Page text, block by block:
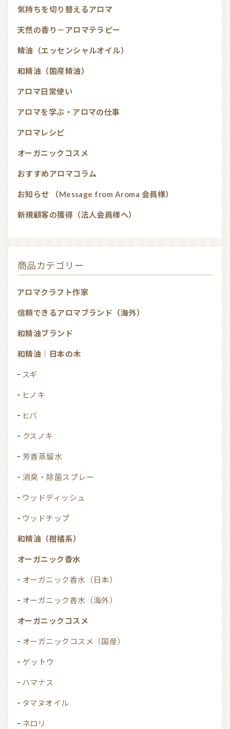
気持ちを切り替えるアロマ
天然の香り－アロマテラピー
精油（エッセンシャルオイル）
和精油（国産精油）
アロマ日常使い
アロマを学ぶ・アロマの仕事
アロマレシピ
オーガニックコスメ
おすすめアロマコラム
お知らせ （Message from Aroma 会員様）
新規顧客の獲得（法人会員様へ）
商品カテゴリー
アロマクラフト作家
信頼できるアロマブランド（海外）
和精油ブランド
和精油｜日本の木
スギ
ヒノキ
ヒバ
クスノキ
芳香蒸留水
消臭・除菌スプレー
ウッドディッシュ
ウッドチップ
和精油（柑橘系）
オーガニック香水
オーガニック香水（日本）
オーガニック香水（海外）
オーガニックコスメ
オーガニックコスメ（国産）
ゲットウ
ハマナス
タマヌオイル
ネロリ